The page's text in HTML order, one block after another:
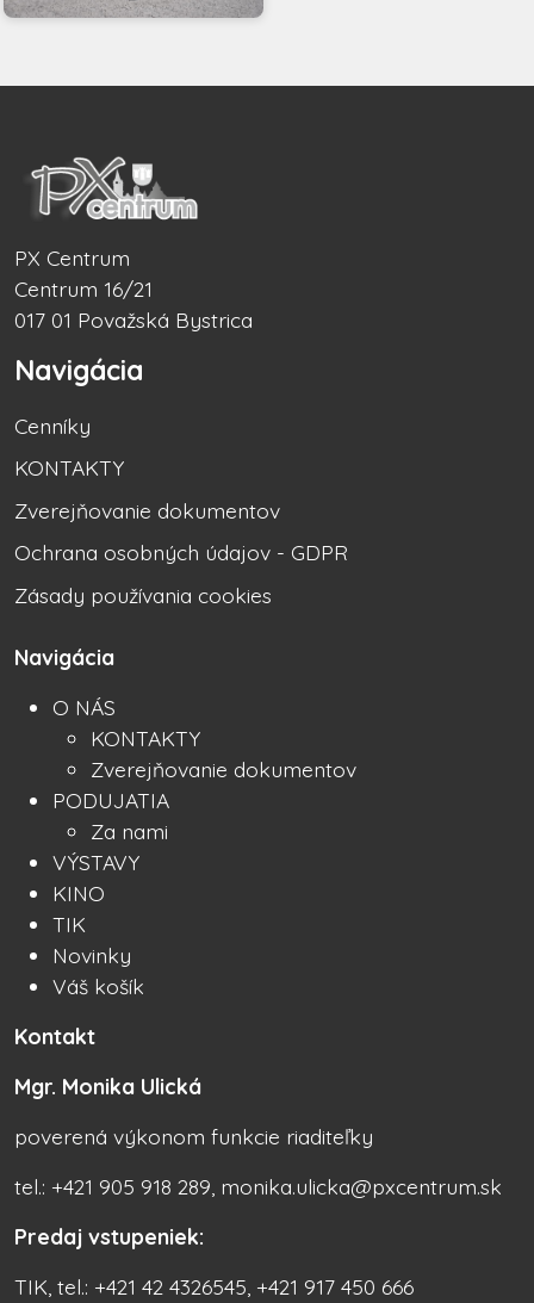
PX Centrum
Centrum 16/21
017 01 Považská Bystrica
Navigácia
Cenníky
KONTAKTY
Zverejňovanie dokumentov
Ochrana osobných údajov - GDPR
Zásady používania cookies
Navigácia
O NÁS
KONTAKTY
Zverejňovanie dokumentov
PODUJATIA
Za nami
VÝSTAVY
KINO
TIK
Novinky
Váš košík
Kontakt
Mgr. Monika Ulická
poverená výkonom funkcie riaditeľky
tel.: +421 905 918 289, monika.ulicka@pxcentrum.sk
Predaj vstupeniek:
TIK, tel.: +421 42 4326545, +421 917 450 666